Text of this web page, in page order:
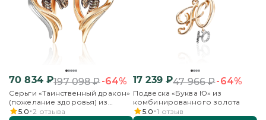
70 834₽197 098₽-64%
Серьги «Таинственный дракон»
(пожелание здоровья) из
комбинированного золота
5.0 2 отзыва
17 239₽47 966₽-64%
Подвеска «Буква Ю» из
комбинированного золота
5.0 1 отзыв